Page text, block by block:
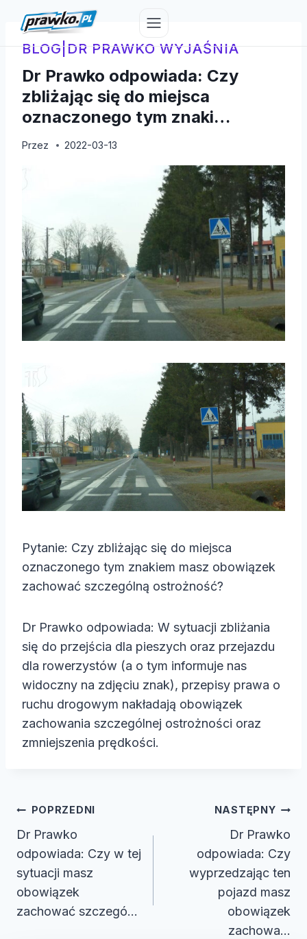
treściBLOG| DR PRAWKO WYJAŚNIA
Dr Prawko odpowiada: Czy
zbliżając się do miejsca
oznaczonego tym znaki…
Przez 2022-03-13
Pytanie: Czy zbliżając się do miejsca
oznaczonego tym znakiem masz obowiązek
zachować szczególną ostrożność?
Dr Prawko odpowiada: W sytuacji zbliżania
się do przejścia dla pieszych oraz przejazdu
dla rowerzystów (a o tym informuje nas
widoczny na zdjęciu znak), przepisy prawa o
ruchu drogowym nakładają obowiązek
zachowania szczególnej ostrożności oraz
zmniejszenia prędkości.
Nawigacja
wpisu
POPRZEDNI
Dr Prawko
odpowiada: Czy w tej
sytuacji masz
obowiązek
zachować szczegó…
NASTĘPNY
Dr Prawko
odpowiada: Czy
wyprzedzając ten
pojazd masz
obowiązek
zachowa…